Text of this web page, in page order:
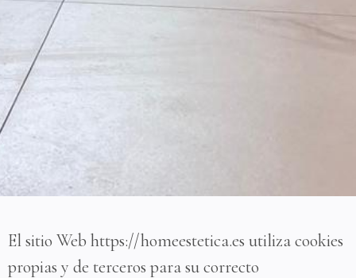
El sitio Web https://homeestetica.es utiliza cookies
propias y de terceros para su correcto